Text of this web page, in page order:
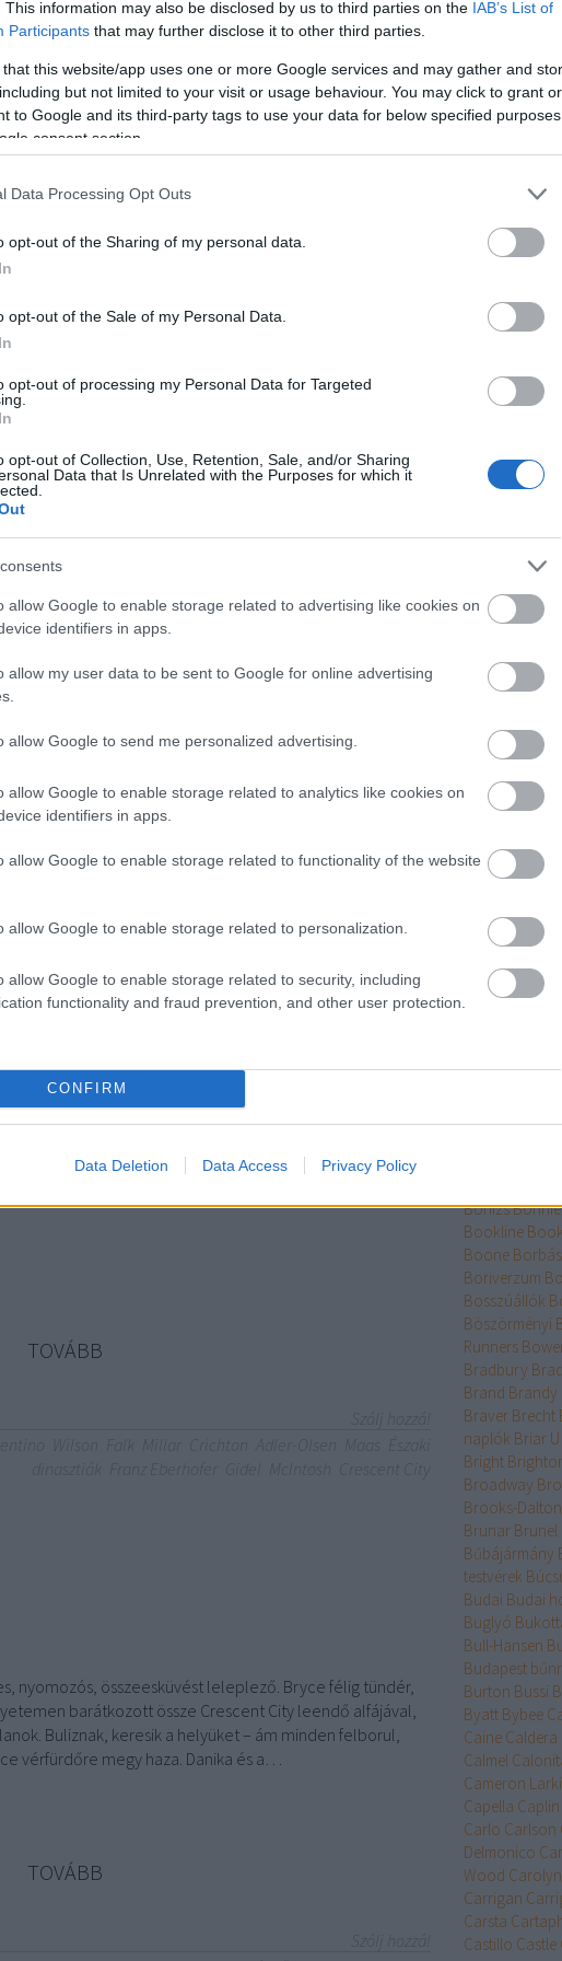
This information may also be disclosed by us to third parties on the IAB’s List of
Participants that may further disclose it to other third parties.
that this website/app uses one or more Google services and may gather and
but not limited to your visit or usage behaviour. You may click to grant or
to Google and its third-party tags to use your data for below specified purposes
consent section.
Data Processing Opt Outs
opt-out of the Sharing of my personal data.
opt-out of the Sale of my Personal Data.
opt-out of processing my Personal Data for Targeted
opt-out of Collection, Use, Retention, Sale, and/or Sharing
Data that Is Unrelated with the Purposes for which it
allow Google to enable storage related to advertising like cookies on
identifiers in apps.
allow my user data to be sent to Google for online advertising
allow Google to send me personalized advertising.
allow Google to enable storage related to analytics like cookies on
identifiers in apps.
allow Google to enable storage related to functionality of the website
allow Google to enable storage related to personalization.
allow Google to enable storage related to security, including
functionality and fraud prevention, and other user protection.
CONFIRM
Data Deletion Data Access Privacy Policy
mindig is ingerlékeny és büszke volt, hirtelen gerjed
találja a helyét a különös, veszedelmes világban, ahol él.
TOVÁBB
a lenyűgöző Château Montrouge-ban
idején elkötelezett ápolónőként dolgozik Angliában. Ám
Colmarba, a borairól híres, ékkőként…
TOVÁBB
Szólj hozzá!
Bryce! Az életé. Hogy úgy élj, úgy szeress, hogy közben
az egész eltűnhet. Ettől lesz minden annyival
(Maas: Föld és vér háza) – Használta már Nagyi az új
És mit?– Hogy…
TOVÁBB
nyomozós, összeesküvést leleplező. Bryce félig tündér,
barátkozott össze Crescent City leendő alfájával,
Buliznak, keresik a helyüket – ám minden felborul,
vérfürdőre megy haza. Danika és a…
TOVÁBB
Aubert Aurora
Awad
auschwitzi bába
egydolláros ló
éjszaka hercege
elveszett flotta
csirkefogóAz
démoni
levegő népe
mágia rabjai
A szerelem
szőlő
A
gyilkosságok
BackmanBaehr
Balatoni krimik
Bálint Erika
Baráth Viktória
BarlogBarnard
Baron
Barreau
történetek
Bayard
Beatriz Williams
Beecher Stowe
Creek
Belle
Benioff
Benkő
Berger&Blom
BernardBerry
BishopBissell
Bónizs
Bookline
Boone Borbás
Boriverzum
Bosszúállók
Böszörményi
Runners
Bradbury
Brand Brandy
Braver Brecht
naplók Briar U
Bright
Broadway
Brooks-Dalton
Brunar Brunel
Bűbájármány
testvérek
Budai Budai
Buglyó
Bull-Hansen
Budapest
Burton Bussi
Byatt Bybee
Caine Caldera
Calmel
Cameron
Capella Caplin
Carlo Carlson
Delmonico
Wood
Carrigan
Carsta
Castillo Castle